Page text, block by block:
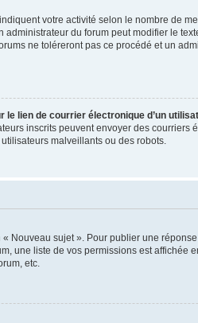
votre activité selon le nombre de
du forum peut modifier le
ne toléreront pas ce procédé et un
le lien de courrier électronique d’un
inscrits peuvent envoyer des
malveillants ou des robots.
Nouveau sujet ». Pour publier une
une liste de vos permissions est
etc.